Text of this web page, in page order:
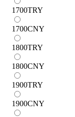
1700TRY
1700CNY
1800TRY
1800CNY
1900TRY
1900CNY